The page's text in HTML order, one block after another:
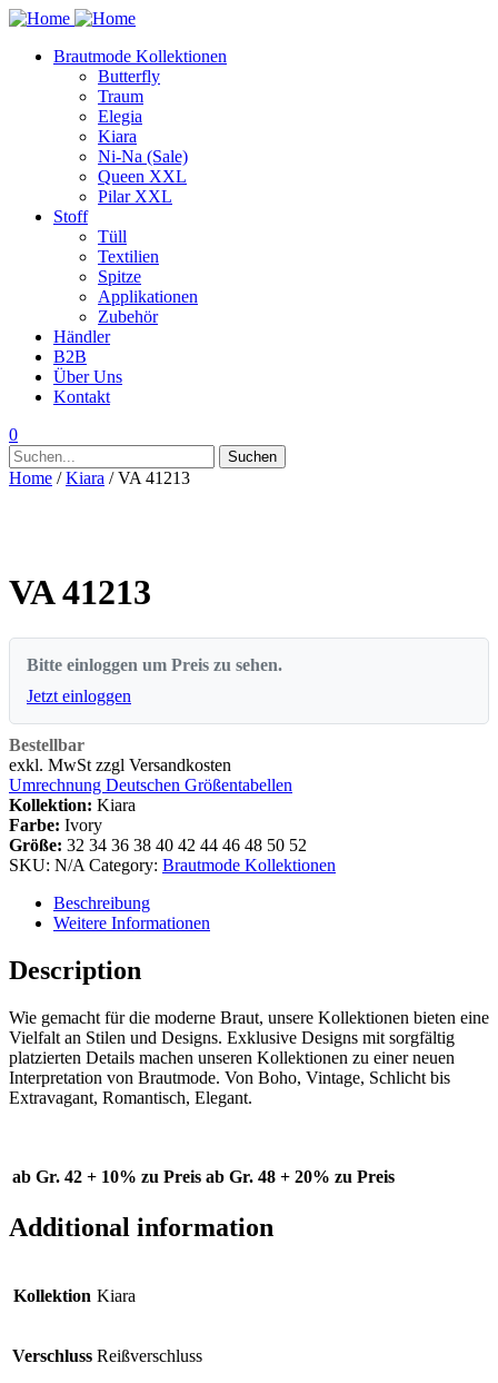
Brautmode Kollektionen
Butterfly
Traum
Elegia
Kiara
Ni-Na (Sale)
Queen XXL
Pilar XXL
Stoff
Tüll
Textilien
Spitze
Applikationen
Zubehör
Händler
B2B
Über Uns
Kontakt
0
Suchen
nach:
Suchen
Home /Kiara / VA 41213
VA 41213
Bitte einloggen um Preis zu sehen.
Jetzt einloggen
Bestellbar
exkl. MwSt zzgl Versandkosten
Umrechnung Deutschen Größentabellen
Kollektion: Kiara
Farbe: Ivory
Größe: 32 34 36 38 40 42 44 46 48 50 52
SKU: N/A Category: Brautmode Kollektionen
Beschreibung
Weitere Informationen
Description
Wie gemacht für die moderne Braut, unsere Kollektionen bieten eine
Vielfalt an Stilen und Designs. Exklusive Designs mit sorgfältig
platzierten Details machen unseren Kollektionen zu einer neuen
Interpretation von Brautmode. Von Boho, Vintage, Schlicht bis
Extravagant, Romantisch, Elegant.
ab Gr. 42 + 10% zu Preis ab Gr. 48 + 20% zu Preis
Additional information
Kollektion Kiara
Verschluss Reißverschluss